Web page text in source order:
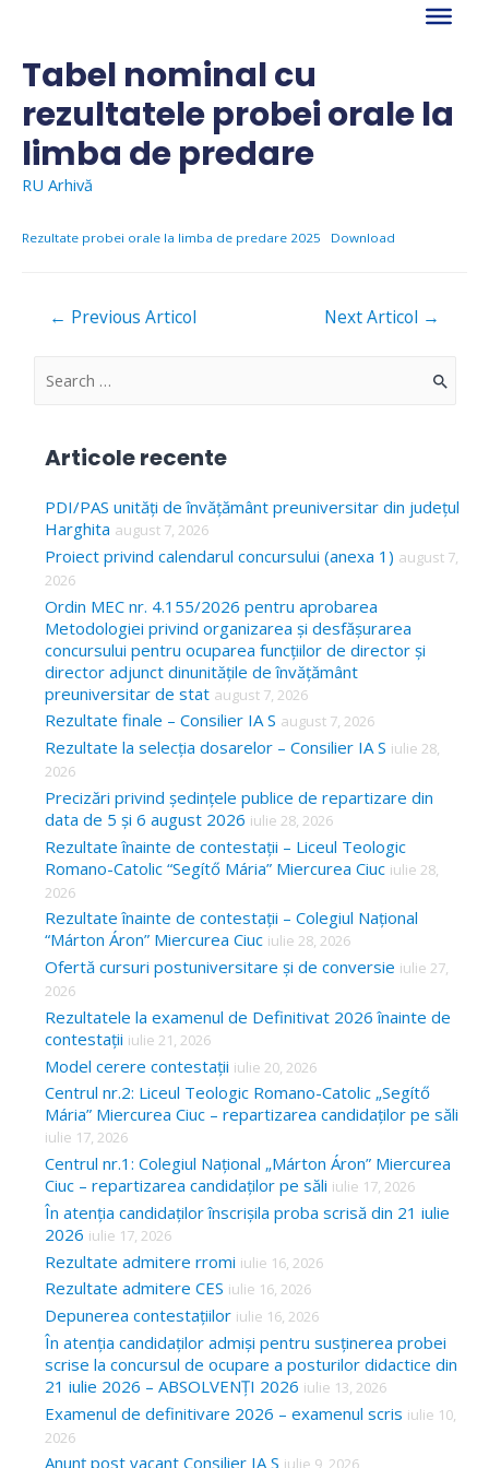
contentTabel nominal cu
rezultatele probei orale la
limba de predare
RU Arhivă
Rezultate probei orale la limba de predare 2025 Download
Navigare
← Previous Articol Next Articol →
S
c
h
f
o
r
Articole recente
PDI/PAS unități de învățământ preuniversitar din județul
Harghita august 7, 2026
Proiect privind calendarul concursului (anexa 1) august 7,
2026
Ordin MEC nr. 4.155/2026 pentru aprobarea
Metodologiei privind organizarea și desfășurarea
concursului pentru ocuparea funcțiilor de director și
director adjunct dinunitățile de învățământ
preuniversitar de stat august 7, 2026
Rezultate finale – Consilier IA S august 7, 2026
Rezultate la selecția dosarelor – Consilier IA S iulie 28,
2026
Precizări privind ședințele publice de repartizare din
data de 5 și 6 august 2026 iulie 28, 2026
Rezultate înainte de contestații – Liceul Teologic
Romano-Catolic “Segítő Mária” Miercurea Ciuc iulie 28,
2026
Rezultate înainte de contestații – Colegiul Național
“Márton Áron” Miercurea Ciuc iulie 28, 2026
Ofertă cursuri postuniversitare și de conversie iulie 27,
2026
Rezultatele la examenul de Definitivat 2026 înainte de
contestații iulie 21, 2026
Model cerere contestații iulie 20, 2026
Centrul nr.2: Liceul Teologic Romano-Catolic „Segítő
Mária” Miercurea Ciuc – repartizarea candidaților pe săli
iulie 17, 2026
Centrul nr.1: Colegiul Național „Márton Áron” Miercurea
Ciuc – repartizarea candidaților pe săli iulie 17, 2026
În atenția candidaților înscrișila proba scrisă din 21 iulie
2026 iulie 17, 2026
Rezultate admitere rromi iulie 16, 2026
Rezultate admitere CES iulie 16, 2026
Depunerea contestațiilor iulie 16, 2026
În atenția candidaților admiși pentru susținerea probei
scrise la concursul de ocupare a posturilor didactice din
21 iulie 2026 – ABSOLVENȚI 2026 iulie 13, 2026
Examenul de definitivare 2026 – examenul scris iulie 10,
2026
Anunț post vacant Consilier IA S iulie 9, 2026